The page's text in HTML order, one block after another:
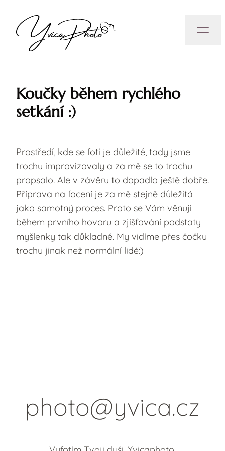
Koučky během rychlého
setkání :)
Prostředí, kde se fotí je důležité, tady jsme
trochu improvizovaly a za mě se to trochu
propsalo. Ale v závěru to dopadlo ještě dobře.
Příprava na focení je za mě stejně důležitá
jako samotný proces. Proto se Vám věnuji
během prvního hovoru a zjišťování podstaty
myšlenky tak důkladně. My vidíme přes čočku
trochu jinak než normální lidé:)
photo@yvica.cz